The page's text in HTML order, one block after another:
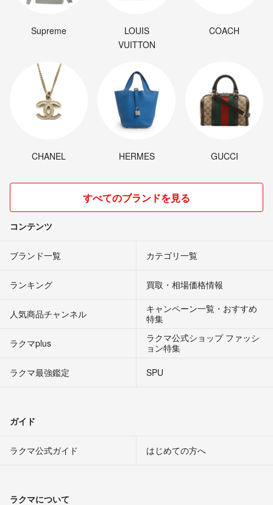
Supreme
LOUIS
VUITTON
COACH
CHANEL HERMES GUCCI
すべてのブランドを見る
コンテンツ
ブランド一覧 カテゴリ一覧
ランキング 買取・相場価格情報
人気商品チャンネル
キャンペーン一覧・おすすめ
特集
ラクマplus
ラクマ公式ショップ ファッシ
ョン特集
ラクマ最強鑑定
SPU
ガイド
ラクマ公式ガイド はじめての方へ
ラクマについて